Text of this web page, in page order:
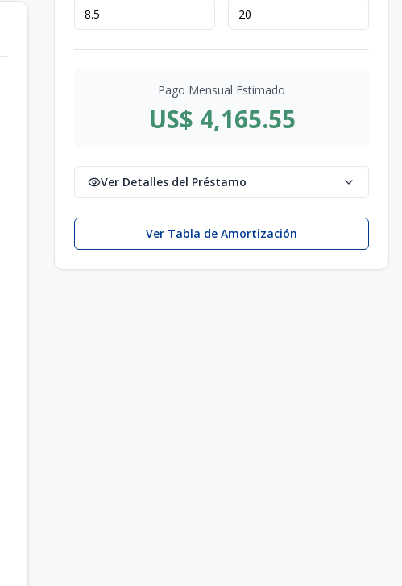
Pago Mensual Estimado
US$ 4,165.55
Ver Detalles del Préstamo
Ver Tabla de Amortización